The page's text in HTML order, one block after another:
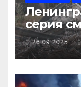
серия
26.09.2025